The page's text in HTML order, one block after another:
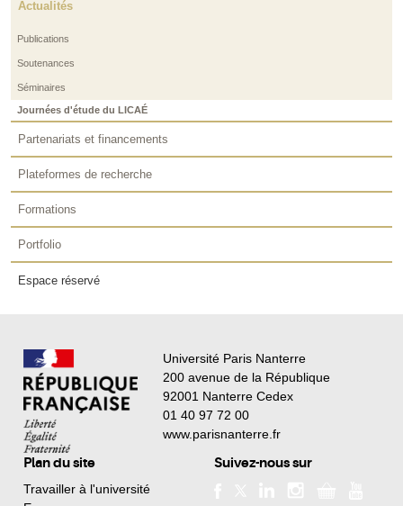
Actualités
Publications
Soutenances
Séminaires
Journées d'étude du LICAÉ
Partenariats et financements
Plateformes de recherche
Formations
Portfolio
Espace réservé
Université Paris Nanterre
200 avenue de la République
92001 Nanterre Cedex
01 40 97 72 00
www.parisnanterre.fr
Plan du site
Travailler à l'université
Suivez-nous sur